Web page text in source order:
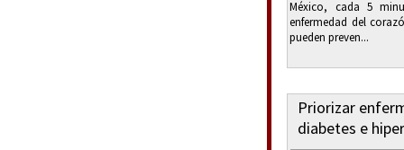
México, cada 5
enfermedad del
pueden preven...
Priorizar
diabetes e